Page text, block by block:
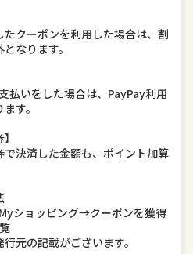
クーポンを利用した場合は、割
なります。
払いをした場合は、PayPay利用
す。
決済した金額も、ポイント加算
ショッピング→クーポンを獲得
元の記載がございます。